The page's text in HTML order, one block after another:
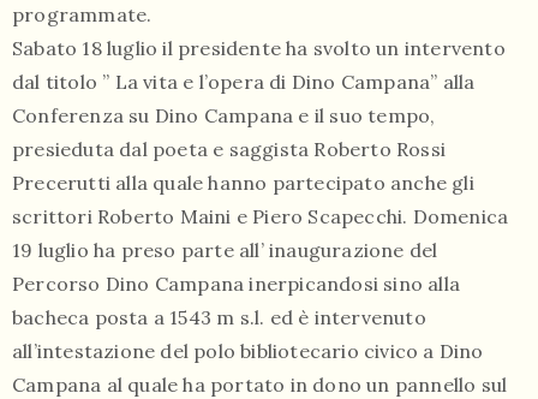
programmate.
Sabato 18 luglio il presidente ha svolto un intervento
dal titolo ” La vita e l’opera di Dino Campana” alla
Conferenza su Dino Campana e il suo tempo,
presieduta dal poeta e saggista Roberto Rossi
Precerutti alla quale hanno partecipato anche gli
scrittori Roberto Maini e Piero Scapecchi. Domenica
19 luglio ha preso parte all’ inaugurazione del
Percorso Dino Campana inerpicandosi sino alla
bacheca posta a 1543 m s.l. ed è intervenuto
all’intestazione del polo bibliotecario civico a Dino
Campana al quale ha portato in dono un pannello sul